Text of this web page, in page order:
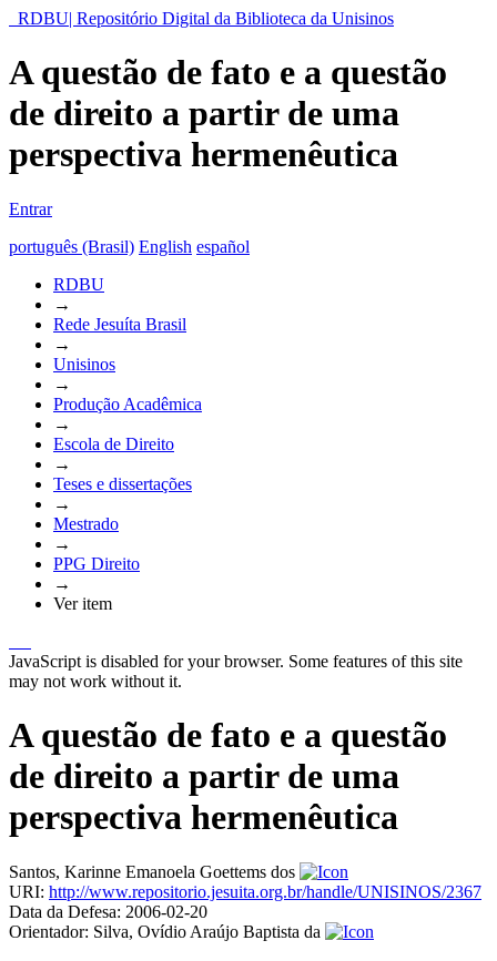
RDBU| Repositório Digital da Biblioteca da Unisinos
A questão de fato e a questão
de direito a partir de uma
perspectiva hermenêutica
Entrar
português (Brasil) English español
RDBU
→
Rede Jesuíta Brasil
→
Unisinos
→
Produção Acadêmica
→
Escola de Direito
→
Teses e dissertações
→
Mestrado
→
PPG Direito
→
Ver item
JavaScript is disabled for your browser. Some features of this site
may not work without it.
A questão de fato e a questão
de direito a partir de uma
perspectiva hermenêutica
Santos, Karinne Emanoela Goettems dos
URI: http://www.repositorio.jesuita.org.br/handle/UNISINOS/2367
Data da Defesa: 2006-02-20
Orientador: Silva, Ovídio Araújo Baptista da